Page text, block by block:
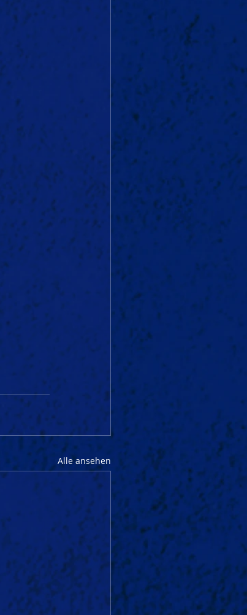
Alle ansehen